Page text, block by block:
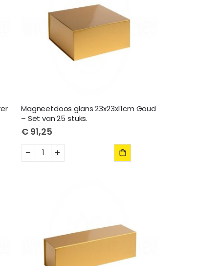
Magneetdoos glans 23x23x11cm Goud
– Set van 25 stuks.
€ 91,25